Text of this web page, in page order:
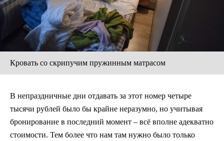
Кровать со скрипучим пружинным матрасом
В непраздничные дни отдавать за этот номер четыре
тысячи рублей было бы крайне неразумно, но учитывая
бронирование в последний момент – всё вполне адекватно
стоимости. Тем более что нам там нужно было только